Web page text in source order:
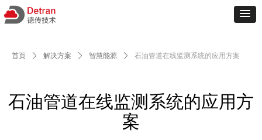
石油管道在线监测系统的应用方
案
首页 ꄲ 解决方案 ꄲ 智慧能源 ꄲ 石油管道在线监测系统的应用方案